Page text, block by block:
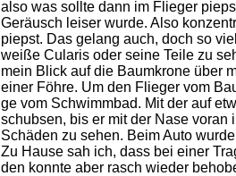
also was sollte dann im Flieger
Geräusch leiser wurde. Also
piepst. Das gelang auch, doch so
weiße Cularis oder seine Teile zu
mein Blick auf die Baumkrone über
einer Föhre. Um den Flieger vom
ge vom Schwimmbad. Mit der auf
schubsen, bis er mit der Nase
Schäden zu sehen. Beim Auto
Zu Hause sah ich, dass bei einer
den konnte aber rasch wieder